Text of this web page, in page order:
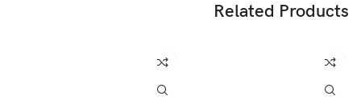
Related Products